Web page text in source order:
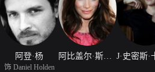
阿登·杨
饰 Daniel Holden